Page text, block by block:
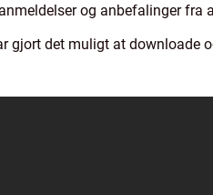
og anbefalinger fra
gjort det muligt at downloade